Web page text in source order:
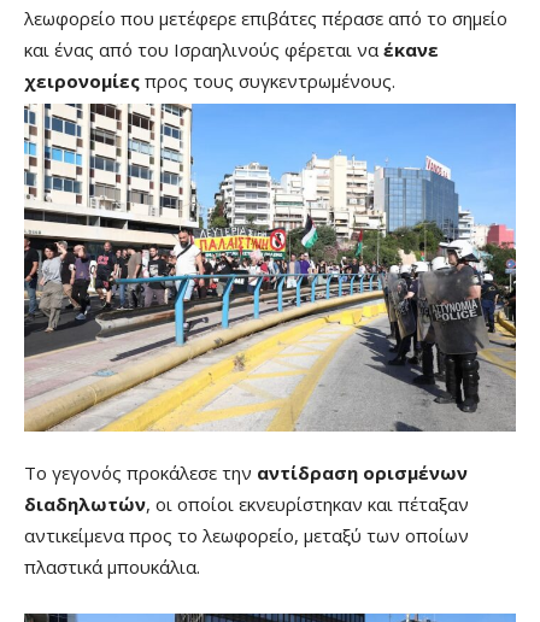
λεωφορείο που μετέφερε επιβάτες πέρασε από το σημείο
και ένας από του Ισραηλινούς φέρεται να έκανε
χειρονομίες προς τους συγκεντρωμένους.
Το γεγονός προκάλεσε την αντίδραση ορισμένων
διαδηλωτών, οι οποίοι εκνευρίστηκαν και πέταξαν
αντικείμενα προς το λεωφορείο, μεταξύ των οποίων
πλαστικά μπουκάλια.